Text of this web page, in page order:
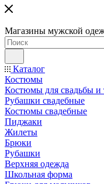
Магазины мужской
Каталог
Костюмы
Костюмы для свадьбы и
Рубашки свадебные
Костюмы свадебные
Пиджаки
Жилеты
Брюки
Рубашки
Верхняя одежда
Школьная форма